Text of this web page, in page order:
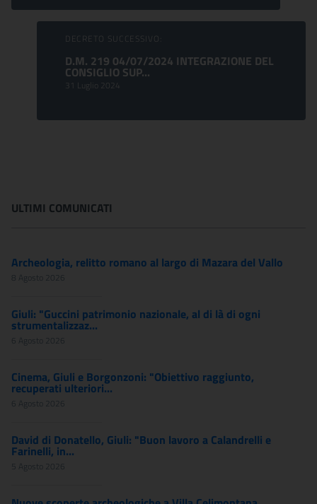
DECRETO SUCCESSIVO:
D.M. 219 04/07/2024 INTEGRAZIONE DEL
CONSIGLIO SUP...
31 Luglio 2024
ULTIMI COMUNICATI
Archeologia, relitto romano al largo di Mazara del Vallo
8 Agosto 2026
Giuli: "Guccini patrimonio nazionale, al di là di ogni
strumentalizzaz...
6 Agosto 2026
Cinema, Giuli e Borgonzoni: "Obiettivo raggiunto,
recuperati ulteriori...
6 Agosto 2026
David di Donatello, Giuli: "Buon lavoro a Calandrelli e
Farinelli, in...
5 Agosto 2026